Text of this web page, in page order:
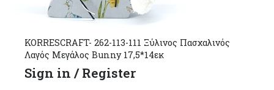
KORRESCRAFT- 262-113-111 Ξύλινος Πασχαλινός
Λαγός Μεγάλος Bunny 17,5*14εκ
Sign in / Register